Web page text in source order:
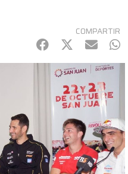
COMPARTIR
Facebook
Twitter
mail